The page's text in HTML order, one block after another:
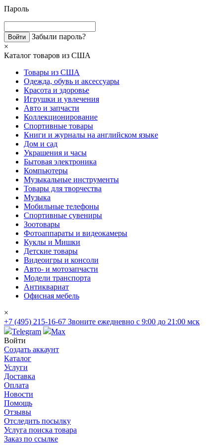
Пароль
Забыли пароль?
×
Каталог товаров из США
Товары из США
Одежда, обувь и аксессуары
Красота и здоровье
Игрушки и увлечения
Авто и запчасти
Коллекционирование
Спортивные товары
Книги и журналы на английском языке
Дом и сад
Украшения и часы
Бытовая электроника
Компьютеры
Музыкальные инструменты
Товары для творчества
Музыка
Мобильные телефоны
Спортивные сувениры
Зоотовары
Фотоаппараты и видеокамеры
Куклы и Мишки
Детские товары
Видеоигры и консоли
Авто- и мотозапчасти
Модели транспорта
Антиквариат
Офисная мебель
×
+7 (495) 215-16-67 Звоните ежедневно с 9:00 до 21:00 мск
Telegram
Max
Войти
Создать аккаунт
Каталог
Услуги
Доставка
Оплата
Новости
Помощь
Отзывы
Отследить посылку
Услуга поиска товара
Заказ по ссылке